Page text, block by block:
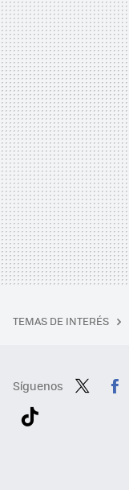
TEMAS DE INTERÉS
Síguenos